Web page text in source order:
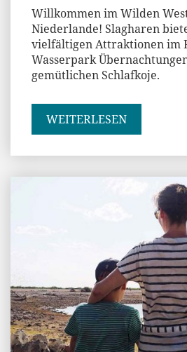
Willkommen im Wilden
Niederlande! Slagharen
vielfältigen Attraktionen im
Wasserpark
gemütlichen Schlafkoje.
WEITERLESEN
Andi